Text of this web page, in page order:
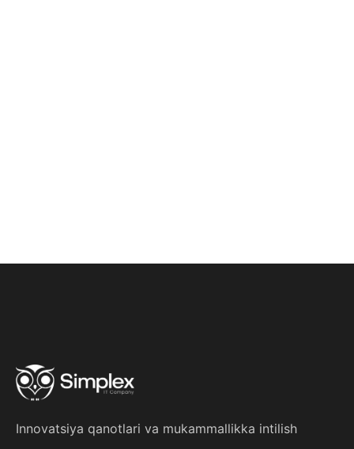
Innovatsiya qanotlari va mukammallikka intilish